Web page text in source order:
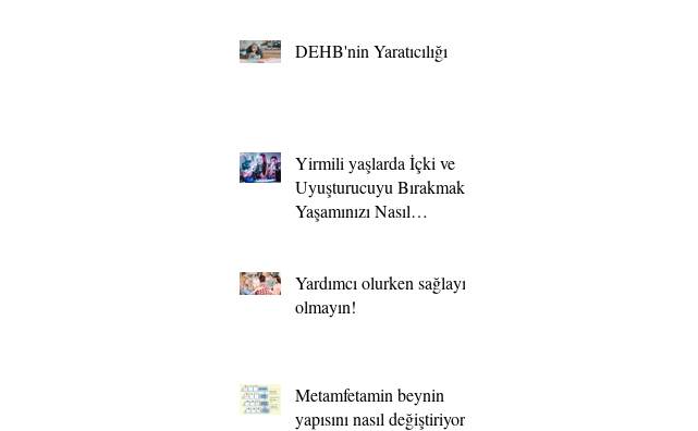
DEHB'nin Yaratıcılığı
Yirmili yaşlarda İçki ve
Uyuşturucuyu Bırakmak
Yaşamınızı Nasıl
Yardımcı olurken sağlayıcı
olmayın!
Metamfetamin beynin
yapısını nasıl değiştiriyor?